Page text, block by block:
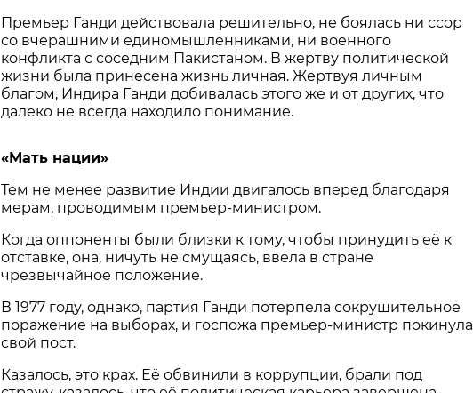
Премьер Ганди действовала решительно, не боялась ни ссор
со вчерашними единомышленниками, ни военного
конфликта с соседним Пакистаном. В жертву политической
жизни была принесена жизнь личная. Жертвуя личным
благом, Индира Ганди добивалась этого же и от других, что
далеко не всегда находило понимание.
«Мать нации»
Тем не менее развитие Индии двигалось вперед благодаря
мерам, проводимым премьер-министром.
Когда оппоненты были близки к тому, чтобы принудить её к
отставке, она, ничуть не смущаясь, ввела в стране
чрезвычайное положение.
В 1977 году, однако, партия Ганди потерпела сокрушительное
поражение на выборах, и госпожа премьер-министр покинула
свой пост.
Казалось, это крах. Её обвинили в коррупции, брали под